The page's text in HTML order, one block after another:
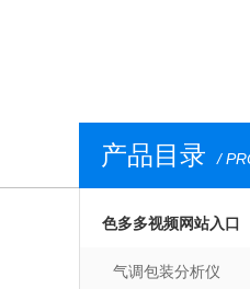
产品目录 /
色多多视频网站入口
气调包装分析仪